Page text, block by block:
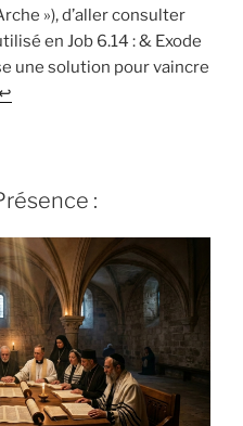
en Job 6.14 : & Exode
une solution pour vaincre
: